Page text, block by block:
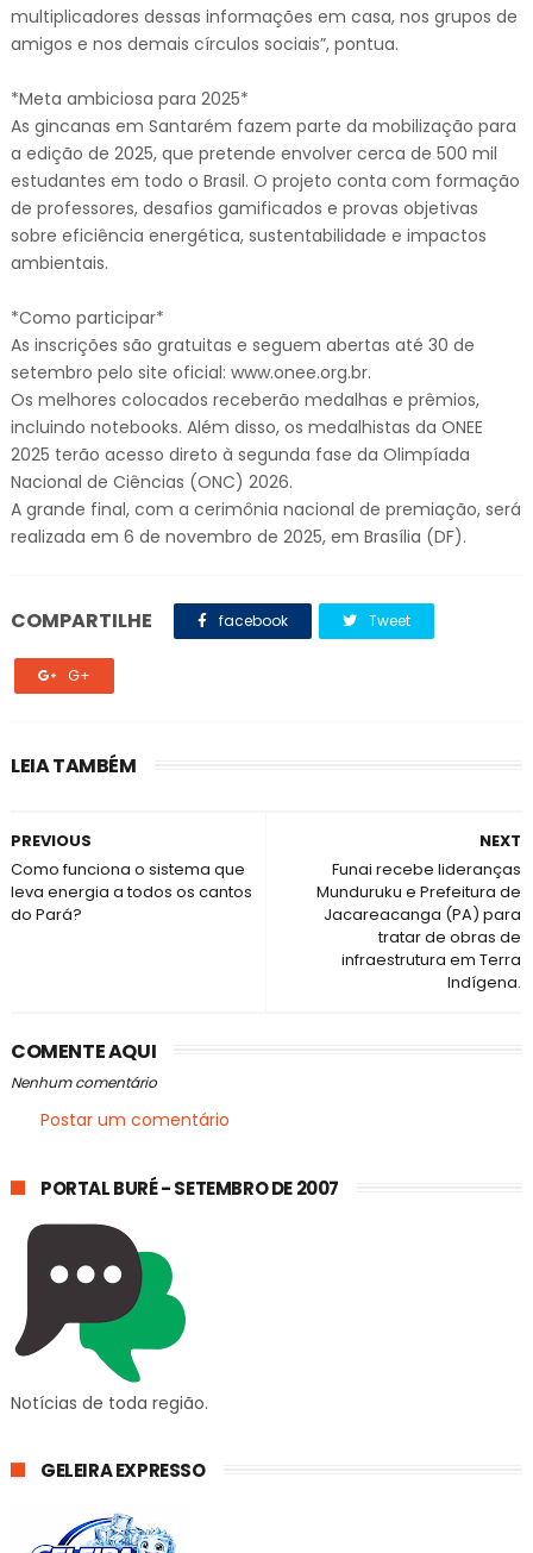
multiplicadores dessas informações em casa, nos grupos de
amigos e nos demais círculos sociais”, pontua.
*Meta ambiciosa para 2025*
As gincanas em Santarém fazem parte da mobilização para
a edição de 2025, que pretende envolver cerca de 500 mil
estudantes em todo o Brasil. O projeto conta com formação
de professores, desafios gamificados e provas objetivas
sobre eficiência energética, sustentabilidade e impactos
ambientais.
*Como participar*
As inscrições são gratuitas e seguem abertas até 30 de
setembro pelo site oficial: www.onee.org.br.
Os melhores colocados receberão medalhas e prêmios,
incluindo notebooks. Além disso, os medalhistas da ONEE
2025 terão acesso direto à segunda fase da Olimpíada
Nacional de Ciências (ONC) 2026.
A grande final, com a cerimônia nacional de premiação, será
realizada em 6 de novembro de 2025, em Brasília (DF).
COMPARTILHE facebook Tweet
G+
LEIA TAMBÉM
NEXT
Funai recebe lideranças
Munduruku e Prefeitura de
Jacareacanga (PA) para
tratar de obras de
infraestrutura em Terra
Indígena.
PREVIOUS
Como funciona o sistema que
leva energia a todos os cantos
do Pará?
COMENTE AQUI
Nenhum comentário
Postar um comentário
PORTAL BURÉ - SETEMBRO DE 2007
Notícias de toda região.
GELEIRA EXPRESSO